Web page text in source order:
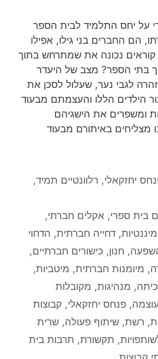
על יחס התלמיד לבית הספר
הם החברים בני גילו, אפילו
קוראים נכונה את שמתרחש בתוך
בתי הספר? מצב של היעדר
לגבי נער, שעלול לסכן את
הילדים הללו והעצמתם מבעוד
ומשפרים את הישגיהם
מצליחים באיתורם מבעוד
יחזקאלי, רלוונטיים תמיד,
בית ספרי, אקלים חברתי,
, דחייה חברתית, הדחוי
, חנון, כישורים חברתיים,
, מיומנות חברתית, מיטביות,
, מנהיגות, מקובלות
עוצמה, פנחס יחזקאלי, קבוצות
, רשת, שיתוף פעולה, שרית
, תקשורת, תרבות בית